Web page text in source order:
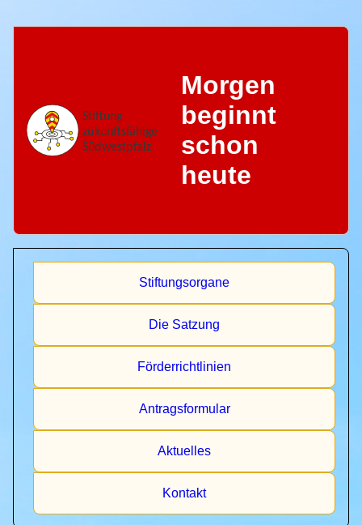
Morgen
beginnt
schon
heute
Stiftungsorgane
Die Satzung
Förderrichtlinien
Antragsformular
Aktuelles
Kontakt